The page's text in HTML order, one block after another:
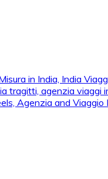
agenzia viaggi in
Agenzia and